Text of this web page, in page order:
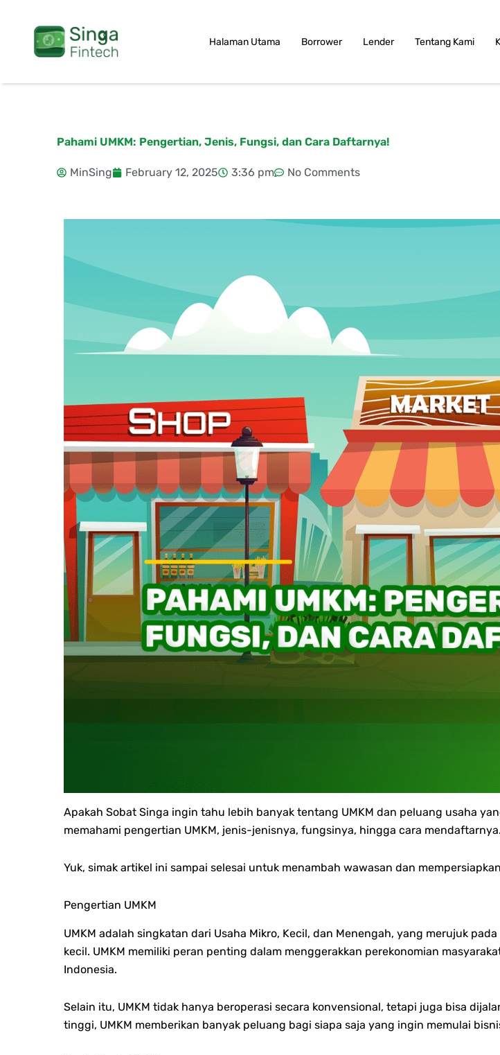
content
Halaman Utama Borrower Lender Tentang Kami
Pahami UMKM: Pengertian, Jenis, Fungsi, dan Cara Daftarnya!
MinSing February 12, 2025 3:36 pm No Comments
Apakah Sobat Singa ingin tahu lebih banyak tentang UMKM dan peluang usaha
memahami pengertian UMKM, jenis-jenisnya, fungsinya, hingga cara mendaftarnya.
Yuk, simak artikel ini sampai selesai untuk menambah wawasan dan
Pengertian UMKM
UMKM adalah singkatan dari Usaha Mikro, Kecil, dan Menengah, yang merujuk
kecil. UMKM memiliki peran penting dalam menggerakkan perekonomian
Indonesia.
Selain itu, UMKM tidak hanya beroperasi secara konvensional, tetapi juga bisa
tinggi, UMKM memberikan banyak peluang bagi siapa saja yang ingin memulai